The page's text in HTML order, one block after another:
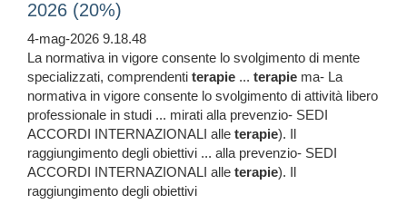
2026 (20%)
4-mag-2026 9.18.48
La normativa in vigore consente lo svolgimento di mente
specializzati, comprendenti terapie ... terapie ma- La
normativa in vigore consente lo svolgimento di attività libero
professionale in studi ... mirati alla prevenzio- SEDI
ACCORDI INTERNAZIONALI alle terapie). Il
raggiungimento degli obiettivi ... alla prevenzio- SEDI
ACCORDI INTERNAZIONALI alle terapie). Il
raggiungimento degli obiettivi